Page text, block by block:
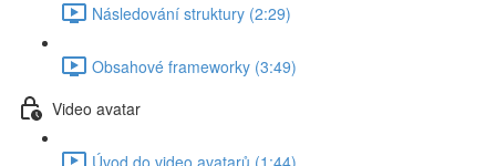
Následování struktury (2:29)
Obsahové frameworky (3:49)
Video avatar
Úvod do video avatarů (1:44)